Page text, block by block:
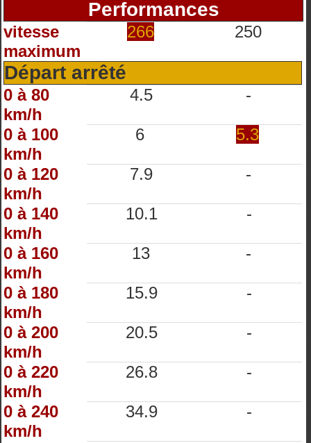
Performances
vitesse
maximum
266 250
Départ arrêté
0 à 80
km/h
4.5 -
0 à 100
km/h
6 5.3
0 à 120
km/h
7.9 -
0 à 140
km/h
10.1 -
0 à 160
km/h
13 -
0 à 180
km/h
15.9 -
0 à 200
km/h
20.5 -
0 à 220
km/h
26.8 -
0 à 240
km/h
34.9 -